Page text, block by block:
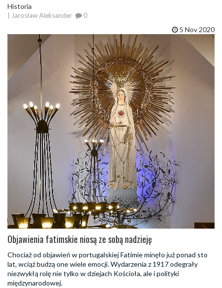
Historia
| Jarosław Aleksander 0
5 Nov 2020
Objawienia fatimskie niosą ze sobą nadzieję
Chociaż od objawień w portugalskiej Fatimie minęło już ponad sto
lat, wciąż budzą one wiele emocji. Wydarzenia z 1917 odegrały
niezwykłą rolę nie tylko w dziejach Kościoła, ale i polityki
międzynarodowej.